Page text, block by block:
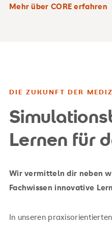
Mehr über CORE erfahren
DIE ZUKUNFT DER
Lernen für
Wir vermitteln dir neben
Fachwissen innovative
In unseren